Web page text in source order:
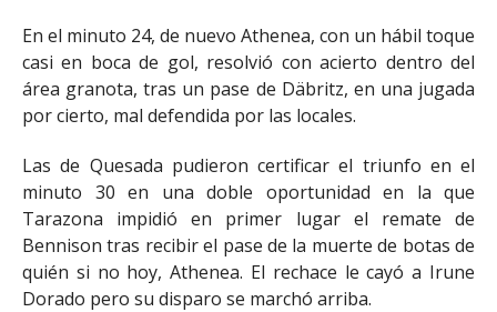
En el minuto 24, de nuevo Athenea, con un hábil toque
casi en boca de gol, resolvió con acierto dentro del
área granota, tras un pase de Däbritz, en una jugada
por cierto, mal defendida por las locales.
Las de Quesada pudieron certificar el triunfo en el
minuto 30 en una doble oportunidad en la que
Tarazona impidió en primer lugar el remate de
Bennison tras recibir el pase de la muerte de botas de
quién si no hoy, Athenea. El rechace le cayó a Irune
Dorado pero su disparo se marchó arriba.